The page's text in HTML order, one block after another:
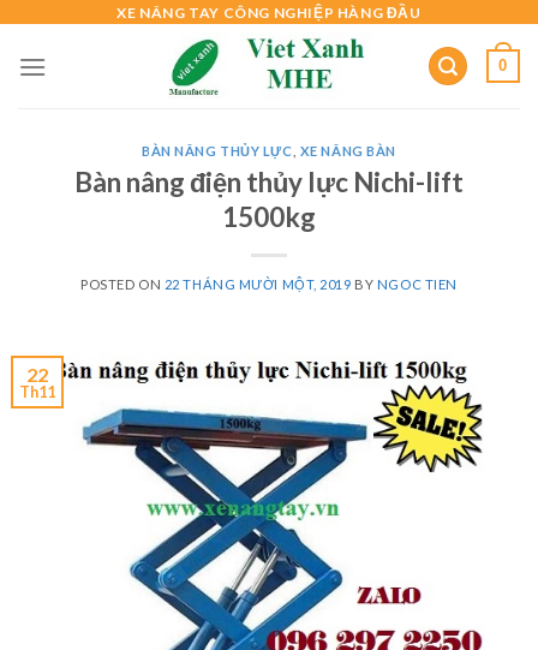
content
XE NÂNG TAY CÔNG NGHIỆP HÀNG ĐẦU
0
BÀN NÂNG THỦY LỰC XE NÂNG BÀN
Bàn nâng điện thủy lực Nichi-lift
1500kg
POSTED ON 22 THÁNG MƯỜI MỘT, 2019 BY NGOC TIEN
22
Th11